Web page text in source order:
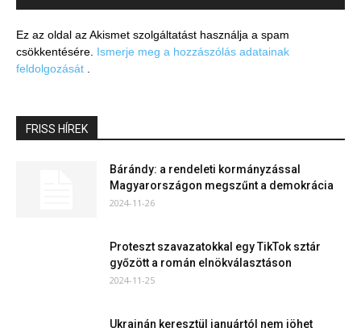
Ez az oldal az Akismet szolgáltatást használja a spam
csökkentésére. Ismerje meg a hozzászólás adatainak
feldolgozását
FRISS HÍREK
Bárándy: a rendeleti kormányzással
Magyarországon megszűnt a demokrácia
2024-11-26
Proteszt szavazatokkal egy TikTok sztár
győzött a román elnökválasztáson
2024-11-25
Ukrajnán keresztül januártól nem jöhet